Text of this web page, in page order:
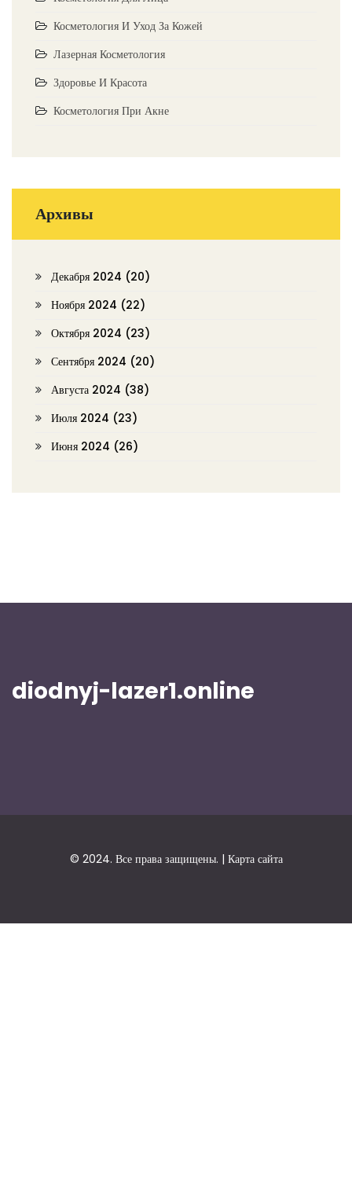
Косметология И Уход За Кожей
Лазерная Косметология
Здоровье И Красота
Косметология При Акне
Архивы
Декабря 2024 (20)
Ноября 2024 (22)
Октября 2024 (23)
Сентября 2024 (20)
Августа 2024 (38)
Июля 2024 (23)
Июня 2024 (26)
diodnyj-lazer1.online
© 2024. Все права защищены. | Карта сайта